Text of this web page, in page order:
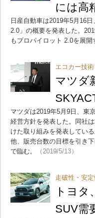
には高
日産自動車は2019年5月16
2.0」の概要を発表した。
もプロパイロット 2.0を展開
エコカー技術
マツダ
マツダは2019年5月9日、東
経営方針を発表した。同社
けた取り組みを発表してい
他、販売台数の目標を引き
で臨む。
（2019/5/13）
走破性・安定
トヨ
SUV需